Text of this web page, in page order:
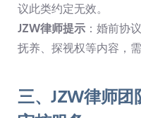
议此类约定无效。
JZW律师提示 ：婚前协
抚养、探视权等内容，
三、JZW律师团